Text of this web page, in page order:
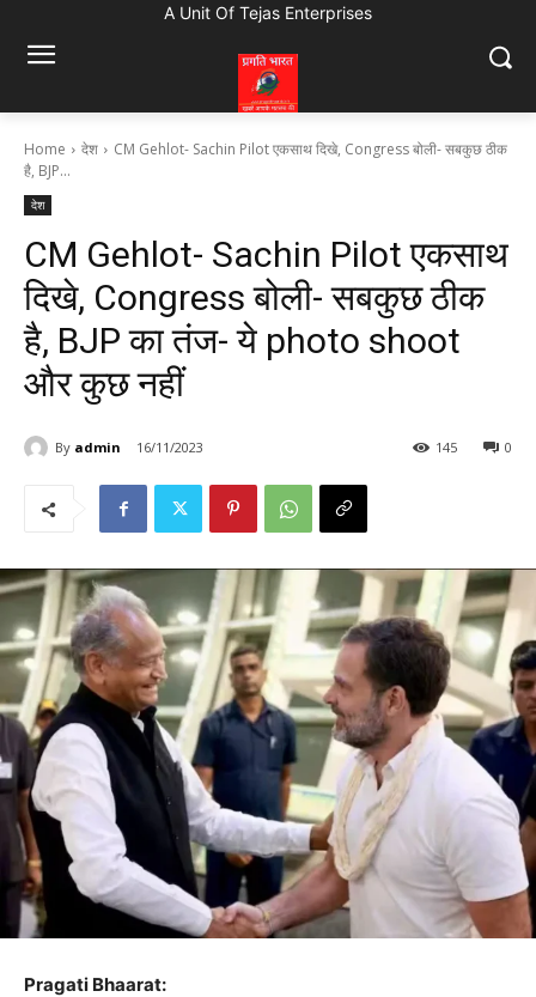
A Unit Of Tejas Enterprises
Home देश
CM Gehlot- Sachin Pilot एकसाथ दिखे, Congress बोली- सबकुछ ठीक
है, BJP...
देश
CM Gehlot- Sachin Pilot एकसाथ
दिखे, Congress बोली- सबकुछ ठीक
है, BJP का तंज- ये photo shoot
और कुछ नहीं
By admin 16/11/2023 0
145
Pragati Bhaarat: